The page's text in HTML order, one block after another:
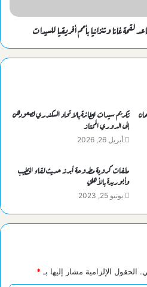
غانا وتنزانيا بأمم أفريقيا للسيدات
إلى عمان
تكريم سيدات الطائرة بالاتحاد السكندري لصعودهن
إلى الدوري الممتاز
أبريل 26, 2026
ملفات كروية مطروحة أبرز حديث لقاء الخطيب
وأبوريدة بالأهلي
يونيو 25, 2023
الحقول الإلزامية مشار إليها بـ *